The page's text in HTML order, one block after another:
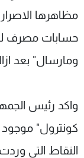
مظاهرها
حسابات مصرف
ومارسال" بعد
واكد رئيس
كونترول"
النقاط التي